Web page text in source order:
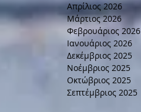
Απρίλιος 2026
Μάρτιος 2026
Φεβρουάριος 2026
Ιανουάριος 2026
Δεκέμβριος 2025
Νοέμβριος 2025
Οκτώβριος 2025
Σεπτέμβριος 2025